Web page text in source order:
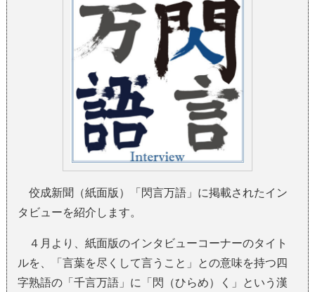
佼成新聞（紙面版）「閃言万語」に掲載されたイン
タビューを紹介します。
４月より、紙面版のインタビューコーナーのタイト
ルを、「言葉を尽くして言うこと」との意味を持つ四
字熟語の「千言万語」に「閃（ひらめ）く」という漢